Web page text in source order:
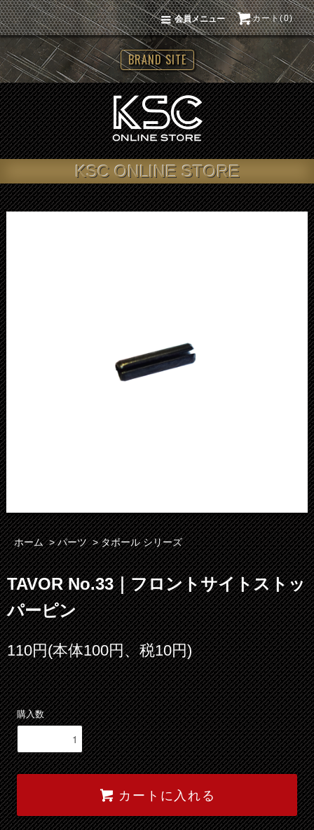
カート(0)
会員メニュー
BRAND SITE
KSC ONLINE STORE
ホーム >パーツ >タボール シリーズ
TAVOR No.33｜フロントサイトストッ
パーピン
110円(本体100円、税10円)
購入数
カートに入れる